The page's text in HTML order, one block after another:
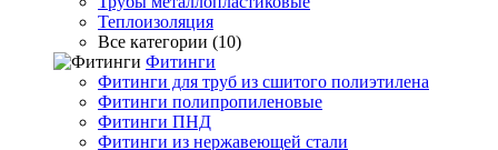
Теплоизоляция
Все категории (10)
Фитинги
Фитинги для труб из сшитого полиэтилена
Фитинги полипропиленовые
Фитинги ПНД
Фитинги из нержавеющей стали